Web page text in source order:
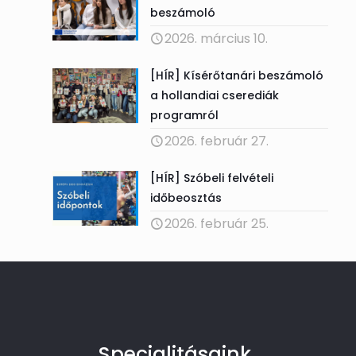
beszámoló
2026. március 10.
[HÍR] Kísérőtanári beszámoló
a hollandiai cserediák
programról
2026. február 27.
[HÍR] Szóbeli felvételi
időbeosztás
2026. február 25.